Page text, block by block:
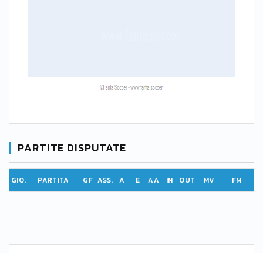
PARTITE DISPUTATE
GIO. PARTITA GF ASS. A E AA IN OUT MV FM